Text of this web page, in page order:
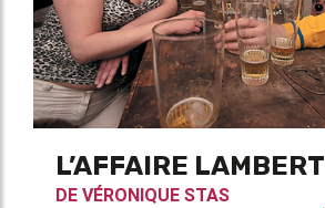
L’AFFAIRE LAMBERT
DE VÉRONIQUE STAS